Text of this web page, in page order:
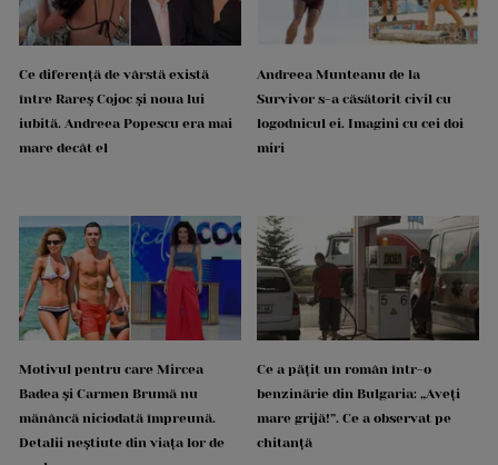
Ce diferență de vârstă există
între Rareș Cojoc și noua lui
iubită. Andreea Popescu era mai
mare decât el
Andreea Munteanu de la
Survivor s-a căsătorit civil cu
logodnicul ei. Imagini cu cei doi
miri
Motivul pentru care Mircea
Badea și Carmen Brumă nu
mănâncă niciodată împreună.
Detalii neștiute din viața lor de
Ce a pățit un român într-o
benzinărie din Bulgaria: „Aveți
mare grijă!”. Ce a observat pe
chitanță